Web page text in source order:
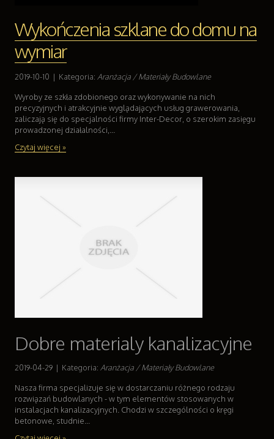
Wykończenia szklane do domu na
wymiar
2019-10-10 | Kategoria: Aranżacja / Materiały Budowlane
Wyroby ze szkła zdobionego oraz wykonywanie na nich
precyzyjnych i atrakcyjnie wyglądających usług grawerowania,
zaliczają się do specjalności firmy Inter-Decor, o szerokim zasięgu
prowadzonej działalności,...
Czytaj więcej »
Dobre materialy kanalizacyjne
2019-04-29 | Kategoria: Aranżacja / Materiały Budowlane
Nasza firma specjalizuje się w dostarczaniu różnego rodzaju
rozwiązań budowlanych - w tym elementów stosowanych w
instalacjach kanalizacyjnych. Chodzi w szczególności o kręgi
betonowe, studnie...